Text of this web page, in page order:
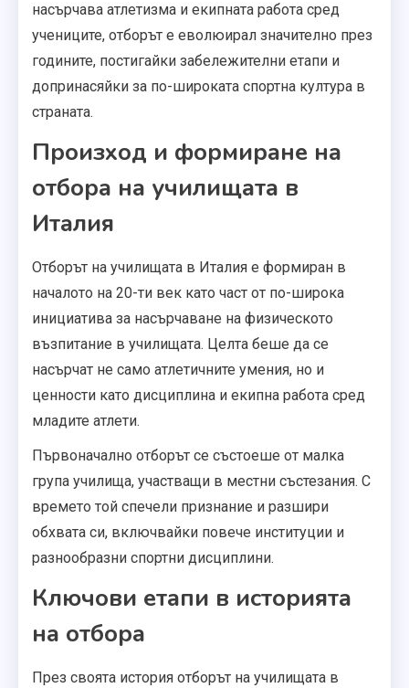
насърчава атлетизма и екипната работа сред
учениците, отборът е еволюирал значително през
годините, постигайки забележителни етапи и
допринасяйки за по-широката спортна култура в
страната.
Произход и формиране на
отбора на училищата в
Италия
Отборът на училищата в Италия е формиран в
началото на 20-ти век като част от по-широка
инициатива за насърчаване на физическото
възпитание в училищата. Целта беше да се
насърчат не само атлетичните умения, но и
ценности като дисциплина и екипна работа сред
младите атлети.
Първоначално отборът се състоеше от малка
група училища, участващи в местни състезания. С
времето той спечели признание и разшири
обхвата си, включвайки повече институции и
разнообразни спортни дисциплини.
Ключови етапи в историята
на отбора
През своята история отборът на училищата в